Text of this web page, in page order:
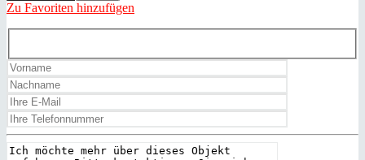
Zu Favoriten hinzufügen